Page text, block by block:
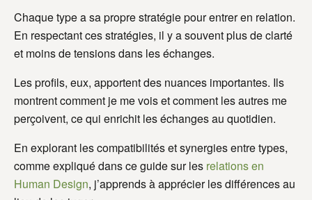
Chaque type a sa propre stratégie pour entrer en relation.
En respectant ces stratégies, il y a souvent plus de clarté
et moins de tensions dans les échanges.
Les profils, eux, apportent des nuances importantes. Ils
montrent comment je me vois et comment les autres me
perçoivent, ce qui enrichit les échanges au quotidien.
En explorant les compatibilités et synergies entre types,
comme expliqué dans ce guide sur les relations en
Human Design, j’apprends à apprécier les différences au